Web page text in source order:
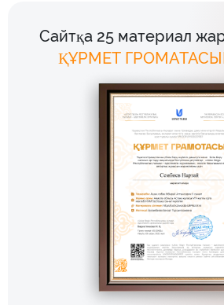
Сайтқа 25 материал
ҚҰРМЕТ